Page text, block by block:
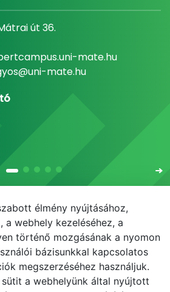
út 36.
mate.hu
mate.hu
NEPTUN
E-learning
Adatvédelem
élmény nyújtásához,
a webhely kezeléséhez, a
történő mozgásának a nyomon
bázisunkkal kapcsolatos
megszerzéséhez használjuk.
sütit a webhelyünk által nyújtott